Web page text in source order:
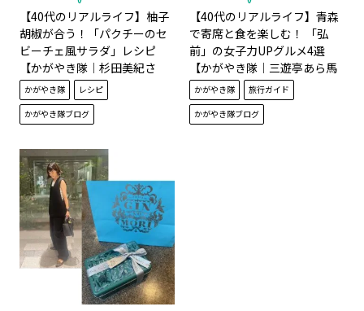
【40代のリアルライフ】柚子
胡椒が合う！「パクチーのセ
ビーチェ風サラダ」レシピ
【かがやき隊│杉田美紀さ
ん】
かがやき隊
レシピ
かがやき隊ブログ
【40代のリアルライフ】青森
で寄席と食を楽しむ！ 「弘
前」の女子力UPグルメ4選
【かがやき隊│三遊亭あら馬
さん】
かがやき隊
旅行ガイド
かがやき隊ブログ